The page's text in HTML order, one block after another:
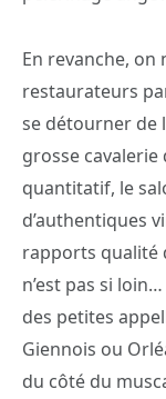
En revanche, on
restaurateurs
se détourner de
grosse
quantitatif, le
d’authentiques
rapports qualité
n’est pas si
des petites
Giennois ou
du côté du